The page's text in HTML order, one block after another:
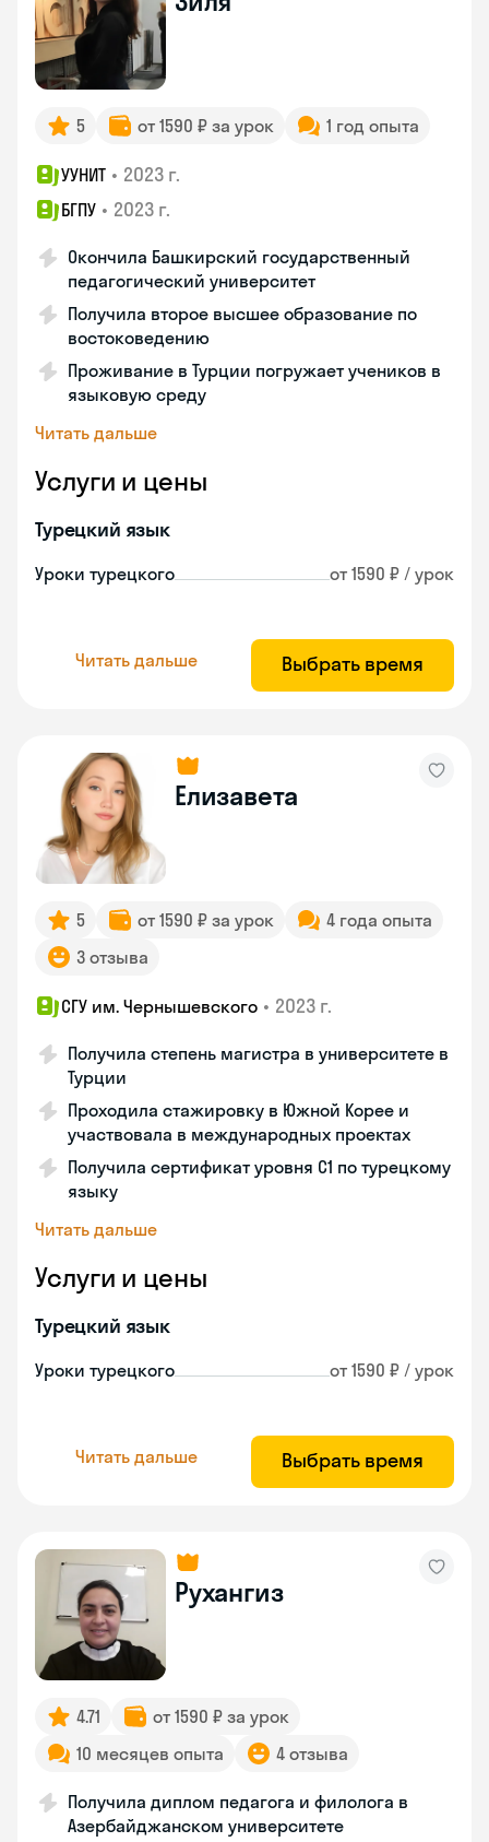
5 от 1590 ₽ за урок 1 год опыта
УУНИТ • 2023 г.
БГПУ • 2023 г.
Окончила Башкирский государственный
педагогический университет
Получила второе высшее образование по
востоковедению
Проживание в Турции погружает учеников в
языковую среду
Читать дальше
Услуги и цены
Турецкий язык
Уроки турецкого от 1590 ₽ / урок
Читать дальше Выбрать время
Елизавета
5 от 1590 ₽ за урок
4 года опыта
3 отзыва
СГУ им. Чернышевского • 2023 г.
Получила степень магистра в университете в
Турции
Проходила стажировку в Южной Корее и
участвовала в международных проектах
Получила сертификат уровня C1 по турецкому
языку
Читать дальше
Услуги и цены
Турецкий язык
Уроки турецкого от 1590 ₽ / урок
Читать дальше Выбрать время
Рухангиз
4.71
от 1590 ₽ за урок
10 месяцев опыта
4 отзыва
Получила диплом педагога и филолога в
Азербайджанском университете